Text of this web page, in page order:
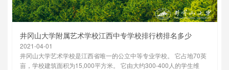
井冈山大学附属艺术学校江西中专学校排行榜排名多少
2021-04-01
井冈山大学艺术学校是江西省唯一的公立中等专业学校。 它占地70英
亩，学校建筑面积为15,000平方米。 它由大约300-400人的学生维